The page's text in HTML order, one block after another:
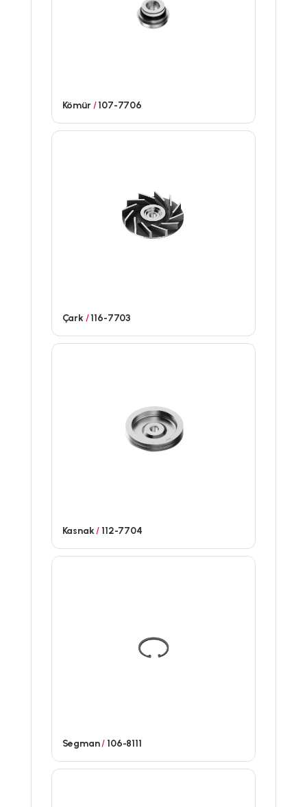
Kömür/107-7706
Çark /116-7703
Kasnak/ 112-7704
Segman/ 106-8111